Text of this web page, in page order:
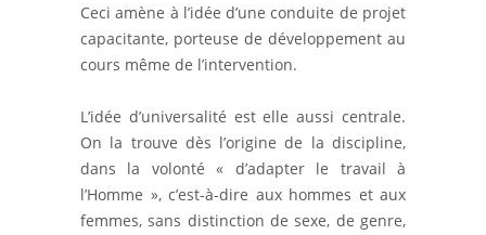
Ceci amène à l’idée d’une conduite de projet
capacitante, porteuse de développement au
cours même de l’intervention.
L’idée d’universalité est elle aussi centrale.
On la trouve dès l’origine de la discipline,
dans la volonté « d’adapter le travail à
l’Homme », c’est-à-dire aux hommes et aux
femmes, sans distinction de sexe, de genre,